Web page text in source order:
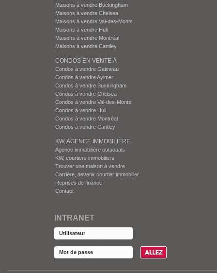
Maisons à vendre Buckingham
Maisons à vendre Chelsea
Maisons à vendre Val-des-Monts
Maisons à vendre Hull
Maisons à vendre Montréal
Maisons à vendre Cantley
CONDOS EN VENTE À
Condos à vendre Gatineau
Condos à vendre Aylmer
Condos à vendre Buckingham
Condos à vendre Chelsea
Condos à vendre Val-des-Monts
Condos à vendre Hull
Condos à vendre Montréal
Condos à vendre Cantley
KW, AGENCE IMMOBILIÈRE
Agence immobilière outaouais
KW, courtiers immobiliers
Trouver une maison à vendre
Carrière, devenir courtier immobilier
Reprises de finance
Contact
INTRANET